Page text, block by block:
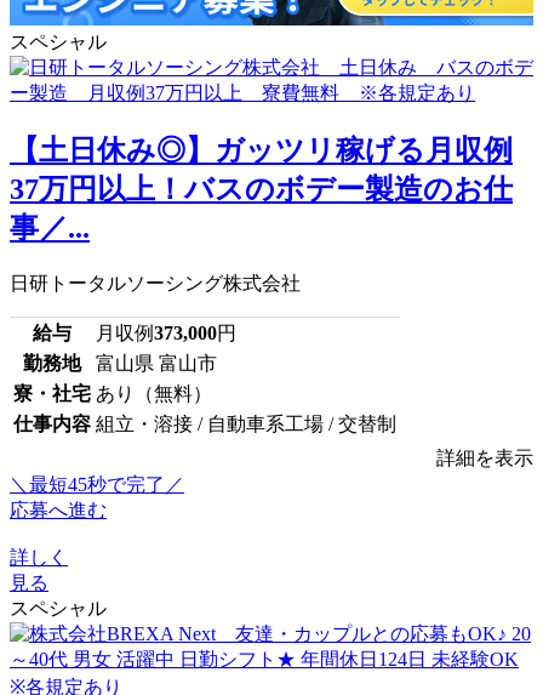
スペシャル
【土日休み◎】ガッツリ稼げる月収例
37万円以上！バスのボデー製造のお仕
事／...
日研トータルソーシング株式会社
給与 月収例373,000円
勤務地
富山県 富山市
寮・社宅 あり（無料）
仕事内容 組立・溶接 / 自動車系工場 / 交替制
詳細を表示
＼最短45秒で完了／
応募へ進む
詳しく
見る
スペシャル